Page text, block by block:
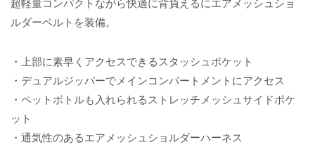
超軽量コンパクトながら快適に背負えるにエアメッシュショ
ルダーベルトを装備。
・上部に素早くアクセスできるスタッシュポケット
・デュアルジッパーでメインコンパートメントにアクセス
・ペットボトルも入れられるストレッチメッシュサイドポケ
ット
・通気性のあるエアメッシュショルダーハーネス